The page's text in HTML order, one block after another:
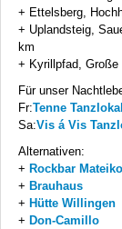
+ Ettelsberg,
+ Uplandsteig,
km
+ Kyrillpfad, Große
Für unser
Fr:Tenne Tanzlokal
Sa:Vis á Vis
Alternativen:
+ Rockbar Mateiko
+ Brauhaus
+ Hütte Willingen
+ Don-Camillo